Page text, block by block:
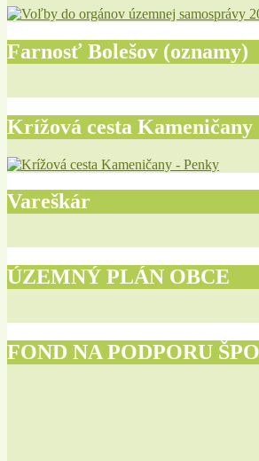
Farnosť Bolešov (oznamy)
Krížová cesta Kameničany
Vareškár
ÚZEMNÝ PLÁN OBCE
FOND NA PODPORU